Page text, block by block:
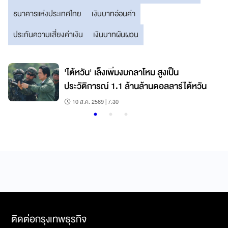
ธนาคารแห่งประเทศไทย
เงินบาทอ่อนค่า
ประกันความเสี่ยงค่าเงิน
เงินบาทผันผวน
'ไต้หวัน' เล็งเพิ่มงบกลาโหม สูงเป็น
ประวัติการณ์ 1.1 ล้านล้านดอลลาร์ไต้หวัน
10 ส.ค. 2569 | 7:30
ติดต่อกรุงเทพธุรกิจ